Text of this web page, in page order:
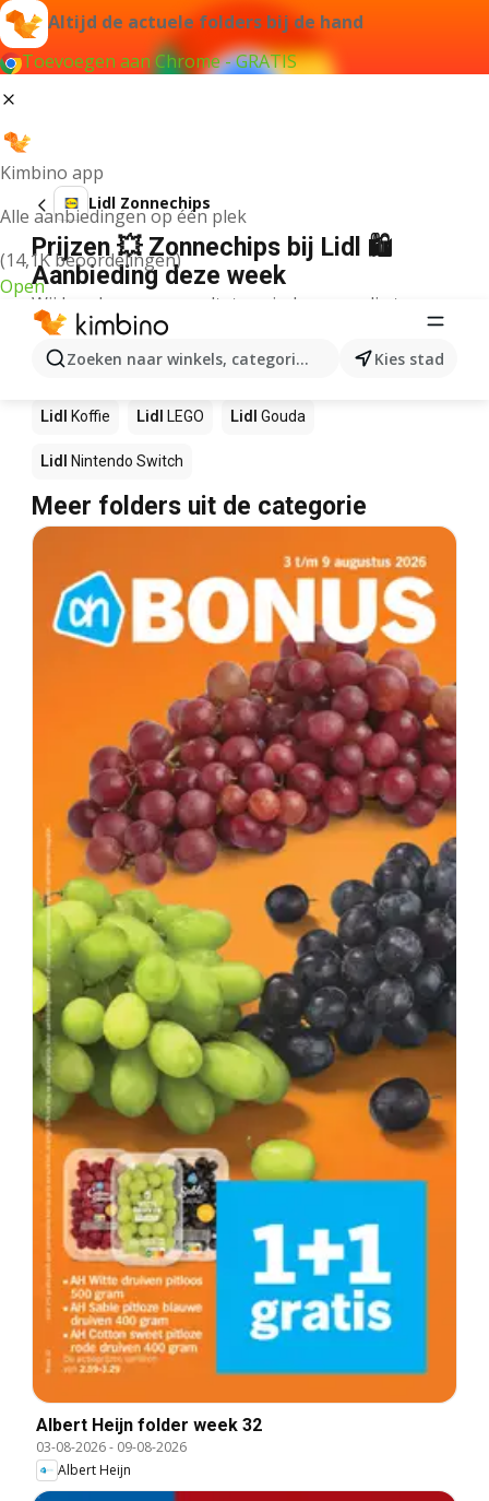
Altijd de actuele folders bij de hand
Toevoegen aan Chrome - GRATIS
Kimbino app
Alle aanbiedingen op één plek
(14,1K beoordelingen)
Open
Zoeken naar winkels, categorieën, producten...
Kies stad
Lidl Zonnechips
Prijzen 💥 Zonnechips bij Lidl 🛍️
Aanbieding deze week
Wij konden geen resultaten vinden voor die term.
Andere producten in winkels Lidl
Lidl Lidl Sushi Mango
Lidl Koffie Lidl LEGO Lidl Gouda
Lidl Nintendo Switch
Meer folders uit de categorie
Albert Heijn folder week 32
03-08-2026- 09-08-2026
Albert Heijn